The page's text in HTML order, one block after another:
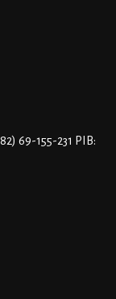
69-155-231 PIB: